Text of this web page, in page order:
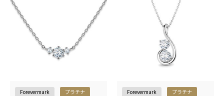
Forevermark プラチナ Forevermark プラチナ